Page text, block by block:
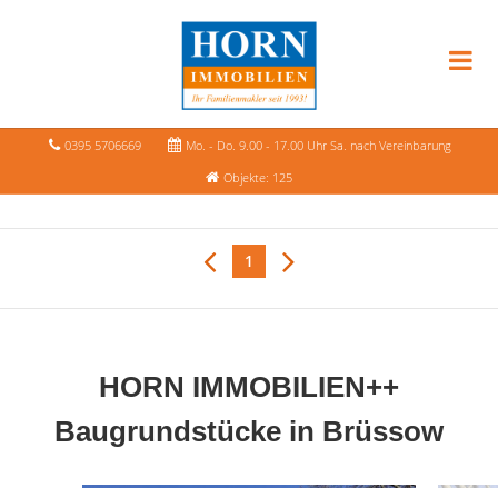
0395 5706669
Mo. - Do. 9.00 - 17.00 Uhr Sa. nach Vereinbarung
Objekte: 125
1
HORN IMMOBILIEN++
Baugrundstücke in Brüssow